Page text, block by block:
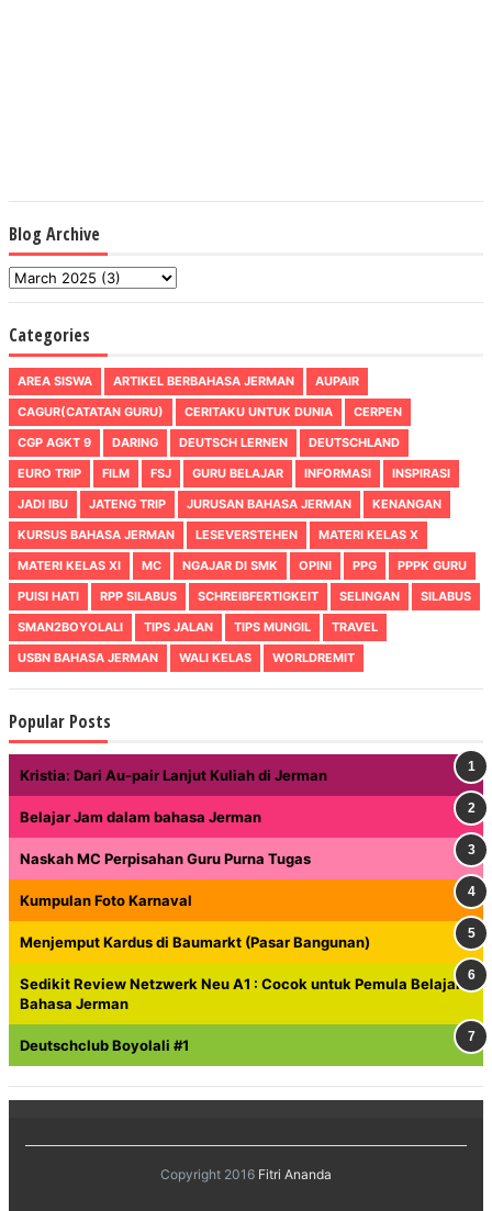
Blog Archive
Categories
AREA SISWA ARTIKEL BERBAHASA JERMAN
AUPAIR
CAGUR(CATATAN GURU)
CERITAKU UNTUK DUNIA
CERPEN
CGP AGKT 9
DARING DEUTSCH LERNEN
DEUTSCHLAND
EURO TRIP
FILM FSJ GURU BELAJAR INFORMASI
INSPIRASI
JADI IBU
JATENG TRIP JURUSAN BAHASA JERMAN
KENANGAN
KURSUS BAHASA JERMAN
LESEVERSTEHEN
MATERI KELAS X
MATERI KELAS XI
MC NGAJAR DI SMK OPINI PPG
PPPK GURU
PUISI HATI
RPP SILABUS SCHREIBFERTIGKEIT SELINGAN
SILABUS
SMAN2BOYOLALI
TIPS JALAN TIPS MUNGIL
TRAVEL
USBN BAHASA JERMAN
WALI KELAS WORLDREMIT
Popular Posts
Kristia: Dari Au-pair Lanjut Kuliah di Jerman
Belajar Jam dalam bahasa Jerman
Naskah MC Perpisahan Guru Purna Tugas
Kumpulan Foto Karnaval
Menjemput Kardus di Baumarkt (Pasar Bangunan)
Sedikit Review Netzwerk Neu A1 : Cocok untuk Pemula Belajar
Bahasa Jerman
Deutschclub Boyolali #1
Copyright 2016 Fitri Ananda